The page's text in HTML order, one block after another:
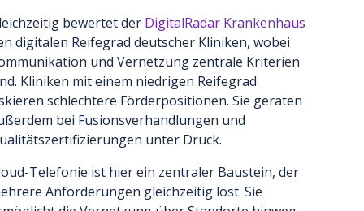
bewertet der DigitalRadar Krankenhaus
digitalen Reifegrad deutscher Kliniken, wobei
und Vernetzung zentrale Kriterien
Kliniken mit einem niedrigen Reifegrad
schlechtere Förderpositionen. Sie geraten
bei Fusionsverhandlungen und
unter Druck.
Telefonie ist hier ein zentraler Baustein, der
Anforderungen gleichzeitig löst. Sie